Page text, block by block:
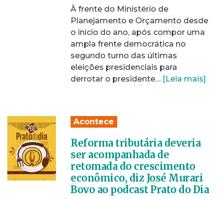
À frente do Ministério de
Planejamento e Orçamento desde
o início do ano, após compor uma
ampla frente democrática no
segundo turno das últimas
eleições presidenciais para
derrotar o presidente… [Leia mais]
Acontece
Reforma tributária deveria
ser acompanhada de
retomada do crescimento
econômico, diz José Murari
Bovo ao podcast Prato do Dia